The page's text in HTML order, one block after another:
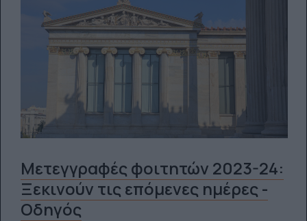
Μετεγγραφές φοιτητών 2023-24:
Ξεκινούν τις επόμενες ημέρες -
Οδηγός